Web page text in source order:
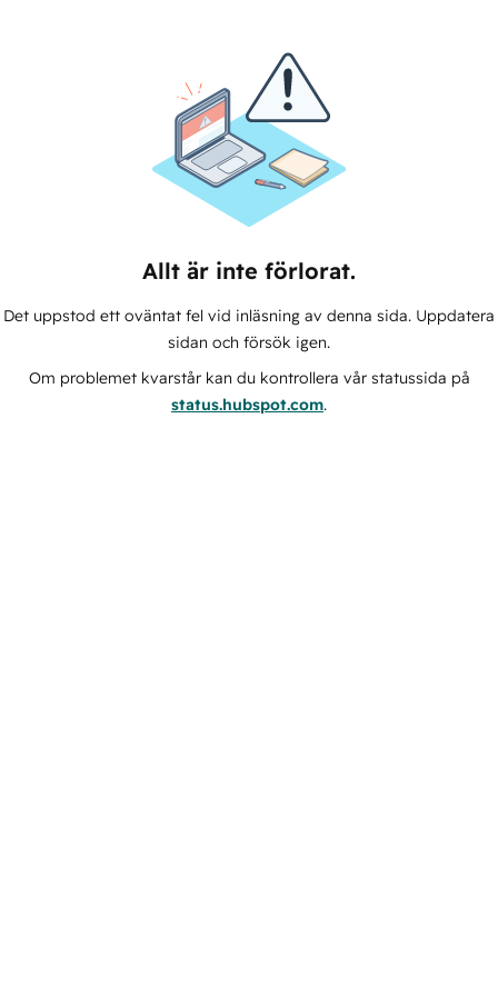
Allt är inte förlorat.
Det uppstod ett oväntat fel vid inläsning av denna sida. Uppdatera
sidan och försök igen.
Om problemet kvarstår kan du kontrollera vår statussida på
status.hubspot.com.